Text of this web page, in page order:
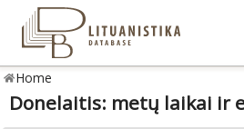
Home
Donelaitis: metų laikai ir